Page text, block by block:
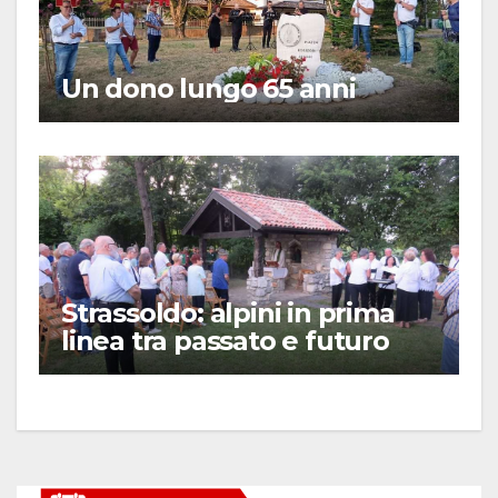
Un dono lungo 65 anni
Strassoldo: alpini in prima
linea tra passato e futuro